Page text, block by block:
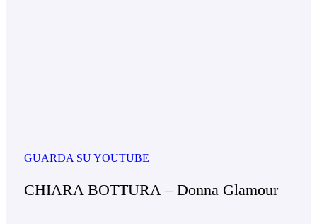
GUARDA SU YOUTUBE
CHIARA BOTTURA – Donna Glamour